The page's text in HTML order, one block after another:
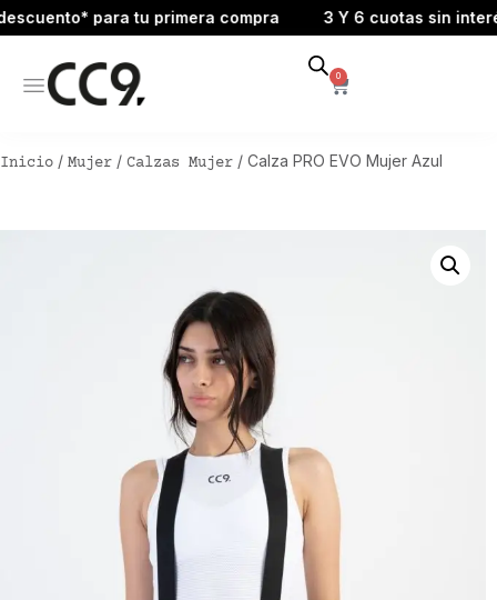
para tu primera compra 3 Y 6 cuotas sin interés
0
Inicio / Mujer / Calzas Mujer / Calza PRO EVO Mujer Azul